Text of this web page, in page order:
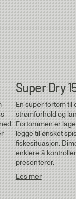
Super Dry
En super fortom til
strømforhold og
Fortommen er
legge til ønsket
fiskesituasjon.
enklere å
presenterer.
Les mer